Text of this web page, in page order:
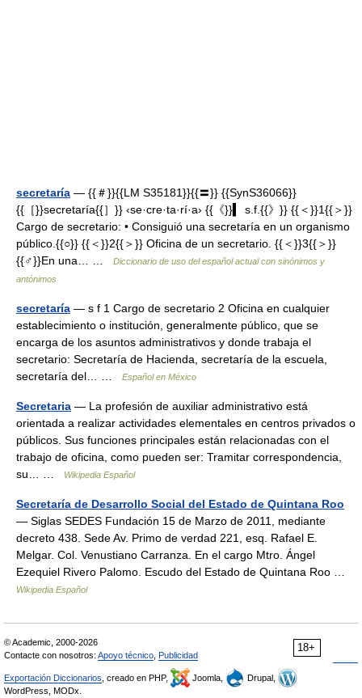
secretaría — {{＃}}{{LM S35181}}{{〓}} {{SynS36066}}
{{［}}secretaría{{］}} ‹se·cre·ta·rí·a› {{《}}▍ s.f.{{》}} {{＜}}1{{＞}}
Cargo de secretario: • Consiguió una secretaría en un organismo
público.{{○}} {{＜}}2{{＞}} Oficina de un secretario. {{＜}}3{{＞}}
{{♂}}En una… …
Diccionario de uso del español actual con sinónimos y
antónimos
secretaría — s f 1 Cargo de secretario 2 Oficina en cualquier
establecimiento o institución, generalmente público, que se
encarga de los asuntos administrativos y donde trabaja el
secretario: Secretaría de Hacienda, secretaría de la escuela,
secretaría del… …
Español en México
Secretaria — La profesión de auxiliar administrativo está
orientada a realizar actividades elementales en centros privados o
públicos. Sus funciones principales están relacionadas con el
trabajo de oficina, como pueden ser: Tramitar correspondencia,
su… …
Wikipedia Español
Secretaría de Desarrollo Social del Estado de Quintana Roo
— Siglas SEDES Fundación 15 de Marzo de 2011, mediante
decreto 438. Sede Av. Primo de verdad 221, esq. Rafael E.
Melgar. Col. Venustiano Carranza. En el cargo Mtro. Ángel
Ezequiel Rivero Palomo. Escudo del Estado de Quintana Roo …
Wikipedia Español
18+
© Academic, 2000-2026
Contacte con nosotros: Apoyo técnico Publicidad
Exportación Diccionarios , creado en PHP, Joomla,
Drupal,
WordPress, MODx.